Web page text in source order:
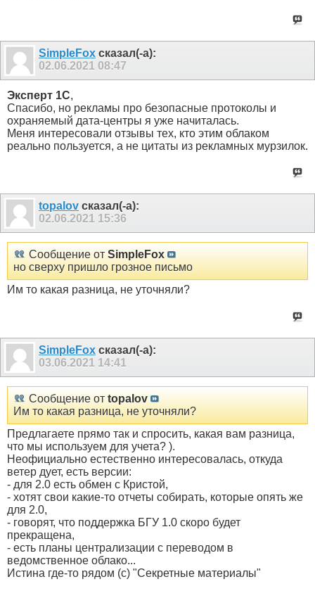
SimpleFox сказал(-а):
02.06.2021 08:47
Эксперт 1С,
Спасибо, но рекламы про безопасные протоколы и
охраняемый дата-центры я уже начиталась.
Меня интересовали отзывы тех, кто этим облаком
реально пользуется, а не цитаты из рекламных мурзилок.
topalov сказал(-а):
02.06.2021 15:36
Сообщение от SimpleFox
но сверху пришло грозное письмо
Им то какая разница, не уточняли?
SimpleFox сказал(-а):
03.06.2021 14:41
Сообщение от topalov
Им то какая разница, не уточняли?
Предлагаете прямо так и спросить, какая вам разница,
что мы используем для учета? ).
Неофициально естественно интересовалась, откуда
ветер дует, есть версии:
- для 2.0 есть обмен с Кристой,
- хотят свои какие-то отчеты собирать, которые опять же
для 2.0,
- говорят, что поддержка БГУ 1.0 скоро будет
прекращена,
- есть планы централизации с переводом в
ведомственное облако...
Истина где-то рядом (с) "Секретные материалы"